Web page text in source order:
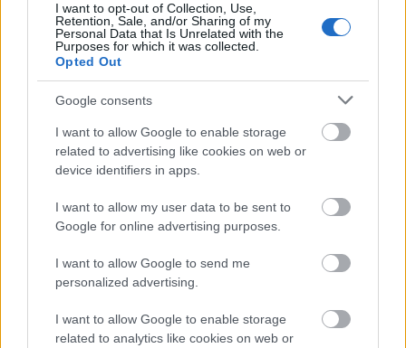
I want to opt-out of Collection, Use,
Retention, Sale, and/or Sharing of my
Personal Data that Is Unrelated with the
Purposes for which it was collected.
Opted Out
Google consents
I want to allow Google to enable storage
related to advertising like cookies on web or
device identifiers in apps.
I want to allow my user data to be sent to
Google for online advertising purposes.
I want to allow Google to send me
personalized advertising.
I want to allow Google to enable storage
related to analytics like cookies on web or
Tehát a nem indokolt gluténmentes diéta növelte a
cukorbetegség kockázatát!